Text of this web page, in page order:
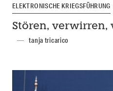
ELEKTRONISCHE KRIEGSFÜHRUNG
Stören, verwirren,
tanja tricarico